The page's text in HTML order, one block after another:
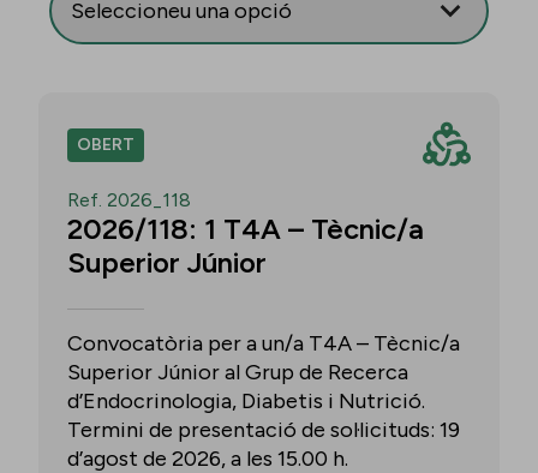
OBERT
Ref. 2026_118
2026/118: 1 T4A – Tècnic/a
Superior Júnior
Convocatòria per a un/a T4A – Tècnic/a
Superior Júnior al Grup de Recerca
d’Endocrinologia, Diabetis i Nutrició.
Termini de presentació de sol·licituds: 19
d’agost de 2026, a les 15.00 h.